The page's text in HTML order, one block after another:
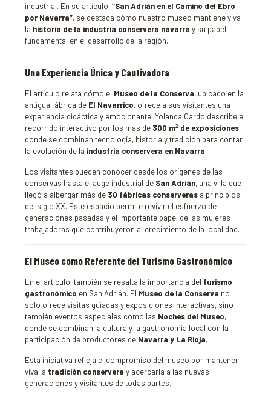
industrial. En su artículo,“San Adrián en el Camino del Ebro
por Navarra”, se destaca cómo nuestro museo mantiene viva
la historia de la industria conservera navarra y su papel
fundamental en el desarrollo de la región.
Una Experiencia Única y Cautivadora
El artículo relata cómo el Museo de la Conserva, ubicado en la
antigua fábrica de El Navarrico, ofrece a sus visitantes una
experiencia didáctica y emocionante. Yolanda Cardo describe el
recorrido interactivo por los más de 300 m² de exposiciones,
donde se combinan tecnología, historia y tradición para contar
la evolución de la industria conservera en Navarra.
Los visitantes pueden conocer desde los orígenes de las
conservas hasta el auge industrial de San Adrián, una villa que
llegó a albergar más de 30 fábricas conserverasa principios
del siglo XX. Este espacio permite revivir el esfuerzo de
generaciones pasadas y el importante papel de las mujeres
trabajadoras que contribuyeron al crecimiento de la localidad.
El Museo como Referente del Turismo Gastronómico
En el artículo, también se resalta la importancia del turismo
gastronómico en San Adrián. El Museo de la Conserva no
solo ofrece visitas guiadas y exposiciones interactivas, sino
también eventos especiales como las Noches del Museo,
donde se combinan la cultura y la gastronomía local con la
participación de productores de Navarra y La Rioja.
Esta iniciativa refleja el compromiso del museo por mantener
viva la tradición conservera y acercarla a las nuevas
generaciones y visitantes de todas partes.